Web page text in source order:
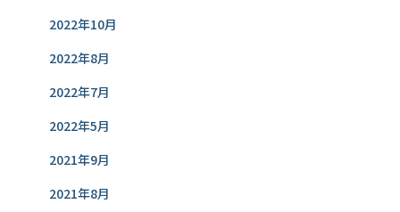
2022年10月
2022年8月
2022年7月
2022年5月
2021年9月
2021年8月